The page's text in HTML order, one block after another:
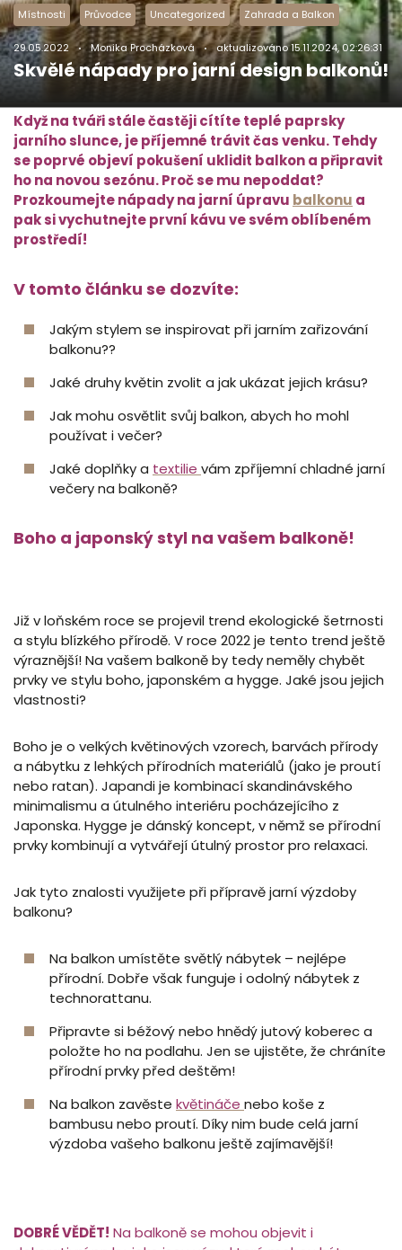
Místnosti Průvodce Uncategorized Zahrada a Balkon
29.05.2022 Monika Procházková aktualizováno15.11.2024, 02:26:31
Skvělé nápady pro jarní design balkonů!
Když na tváři stále častěji cítíte teplé paprsky
jarního slunce, je příjemné trávit čas venku. Tehdy
se poprvé objeví pokušení uklidit balkon a připravit
ho na novou sezónu. Proč se mu nepoddat?
Prozkoumejte nápady na jarní úpravu balkonu a
pak si vychutnejte první kávu ve svém oblíbeném
prostředí!
V tomto článku se dozvíte:
Jakým stylem se inspirovat při jarním zařizování
balkonu??
Jaké druhy květin zvolit a jak ukázat jejich krásu?
Jak mohu osvětlit svůj balkon, abych ho mohl
používat i večer?
Jaké doplňky a textilie vám zpříjemní chladné jarní
večery na balkoně?
Boho a japonský styl na vašem balkoně!
Již v loňském roce se projevil trend ekologické šetrnosti
a stylu blízkého přírodě. V roce 2022 je tento trend ještě
výraznější! Na vašem balkoně by tedy neměly chybět
prvky ve stylu boho, japonském a hygge. Jaké jsou jejich
vlastnosti?
Boho je o velkých květinových vzorech, barvách přírody
a nábytku z lehkých přírodních materiálů (jako je proutí
nebo ratan). Japandi je kombinací skandinávského
minimalismu a útulného interiéru pocházejícího z
Japonska. Hygge je dánský koncept, v němž se přírodní
prvky kombinují a vytvářejí útulný prostor pro relaxaci.
Jak tyto znalosti využijete při přípravě jarní výzdoby
balkonu?
Na balkon umístěte světlý nábytek – nejlépe
přírodní. Dobře však funguje i odolný nábytek z
technorattanu.
Připravte si béžový nebo hnědý jutový koberec a
položte ho na podlahu. Jen se ujistěte, že chráníte
přírodní prvky před deštěm!
Na balkon zavěste květináče nebo koše z
bambusu nebo proutí. Díky nim bude celá jarní
výzdoba vašeho balkonu ještě zajímavější!
DOBRÉ VĚDĚT! Na balkoně se mohou objevit i